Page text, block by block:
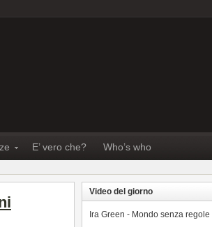
E’ vero che? Who’s who
Video del giorno
Ira Green - Mondo senza regole